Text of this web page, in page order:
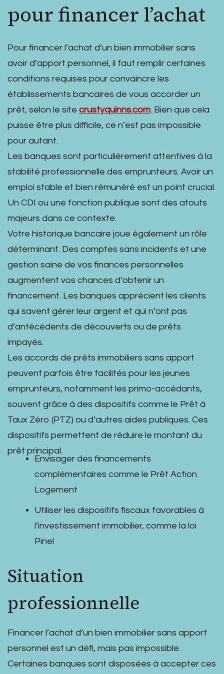
pour financer l’achat
Pour financer l’achat d’un bien immobilier sans
avoir d’apport personnel, il faut remplir certaines
conditions requises pour convaincre les
établissements bancaires de vous accorder un
prêt, selon le site crustyquinns.com. Bien que cela
puisse être plus difficile, ce n’est pas impossible
pour autant.
Les banques sont particulièrement attentives à la
stabilité professionnelle des emprunteurs. Avoir un
emploi stable et bien rémunéré est un point crucial.
Un CDI ou une fonction publique sont des atouts
majeurs dans ce contexte.
Votre historique bancaire joue également un rôle
déterminant. Des comptes sans incidents et une
gestion saine de vos finances personnelles
augmentent vos chances d’obtenir un
financement. Les banques apprécient les clients
qui savent gérer leur argent et qui n’ont pas
d’antécédents de découverts ou de prêts
impayés.
Les accords de prêts immobiliers sans apport
peuvent parfois être facilités pour les jeunes
emprunteurs, notamment les primo-accédants,
souvent grâce à des dispositifs comme le Prêt à
Taux Zéro (PTZ) ou d’autres aides publiques. Ces
dispositifs permettent de réduire le montant du
prêt principal.
Envisager des financements
complémentaires comme le Prêt Action
Logement
Utiliser les dispositifs fiscaux favorables à
l’investissement immobilier, comme la loi
Pinel
Situation
professionnelle
Financer l’achat d’un bien immobilier sans apport
personnel est un défi, mais pas impossible.
Certaines banques sont disposées à accepter ces